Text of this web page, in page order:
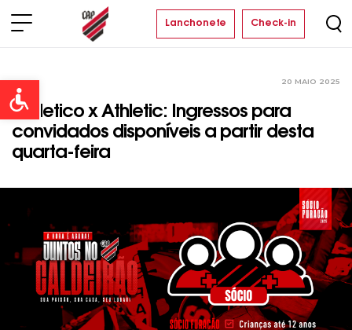
Open toolbar
Lanchonete Check-in
20 MAIO 2025
Athletico x Athletic: Ingressos para
convidados disponíveis a partir desta
quarta-feira